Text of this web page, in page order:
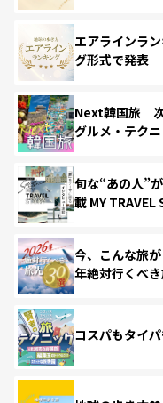
エアラインラ
グ形式で発表
Next韓国旅 次
グルメ・テク
旬な“あの人”
載 MY TRAVEL
今、こんな旅
年絶対行くべ
コスパもタイ